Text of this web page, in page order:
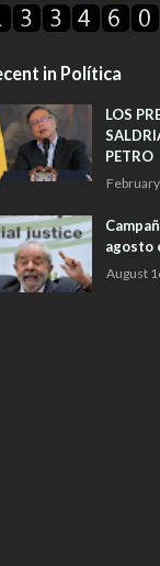
in Política
LOS
PETRO
agosto
August